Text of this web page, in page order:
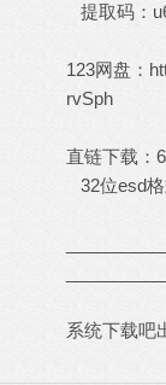
提取码：
123网盘：
rvSph
直链下载：
32位esd
系统下载吧